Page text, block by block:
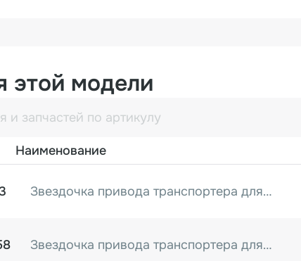
этой модели
Наименование
Звездочка привода транспортера для BS-3020A/4525A/4535LA/6535LA (на вал редуктора)
Звездочка привода транспортера для BS-3020A/4525A/4535LA/6535LA (на вал транспортера)